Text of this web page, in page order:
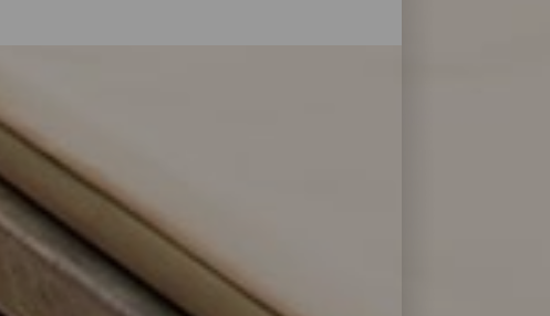
typer service og omsorg: La Palma har et
overnattingsstedene på La Isla Bonita
i flere dager.